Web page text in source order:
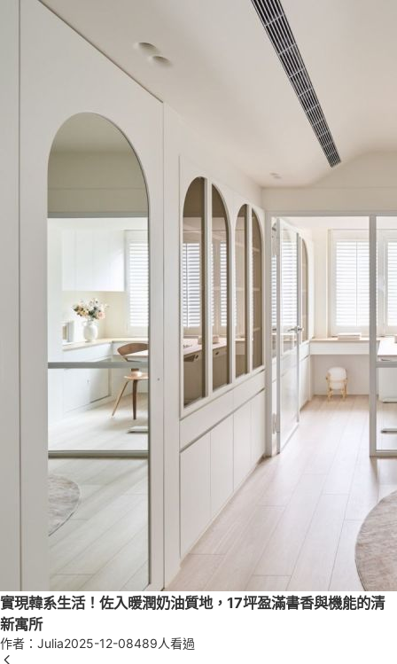
實現韓系生活！佐入暖潤奶油質地，17坪盈滿書香與機能的清
新寓所
作者：Julia2025-12-08489人看過